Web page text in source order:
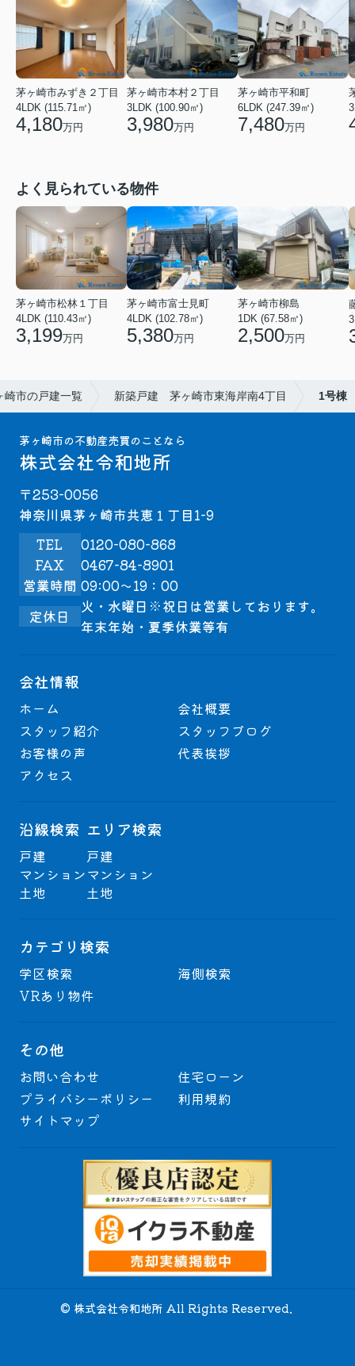
茅ヶ崎市みずき２丁目
4LDK (115.71㎡)
4,180万円
茅ヶ崎市本村２丁目
3LDK (100.90㎡)
3,980万円
茅ヶ崎市平和町
6LDK (247.39㎡)
7,480万円
よく見られている物件
茅ヶ崎市松林１丁目
4LDK (110.43㎡)
3,199万円
茅ヶ崎市富士見町
4LDK (102.78㎡)
5,380万円
茅ヶ崎市柳島
1DK (67.58㎡)
2,500万円
崎市の戸建一覧 新築戸建 茅ヶ崎市東海岸南4丁目 1号棟
茅ヶ崎市の不動産売買のことなら
株式会社令和地所
〒253-0056
神奈川県茅ヶ崎市共恵１丁目1-9
TEL
0120-080-868
FAX
0467-84-8901
営業時間 09:00～19：00
定休日
火・水曜日※祝日は営業しております。
年末年始・夏季休業等有
会社情報
ホーム
会社概要
スタッフ紹介
スタッフブログ
お客様の声
代表挨拶
アクセス
沿線検索
戸建
マンション
土地
エリア検索
戸建
マンション
土地
カテゴリ検索
学区検索
海側検索
VRあり物件
その他
お問い合わせ
住宅ローン
プライバシーポリシー
利用規約
サイトマップ
© 株式会社令和地所 All Rights Reserved.